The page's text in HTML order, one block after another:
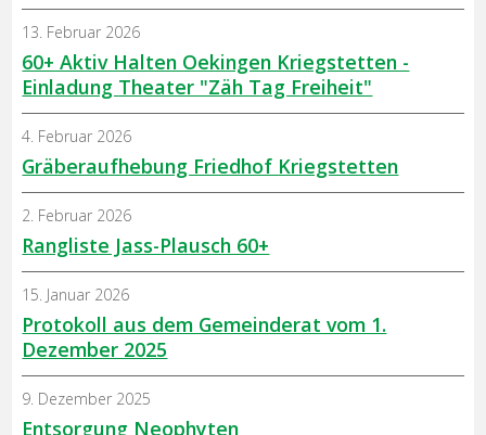
60+ Aktiv Halten Oekingen Kriegstetten -
Einladung Theater "Zäh Tag Freiheit"
13. Februar 2026
Gräberaufhebung Friedhof Kriegstetten
4. Februar 2026
Rangliste Jass-Plausch 60+
2. Februar 2026
Protokoll aus dem Gemeinderat vom 1.
Dezember 2025
15. Januar 2026
Entsorgung Neophyten
9. Dezember 2025